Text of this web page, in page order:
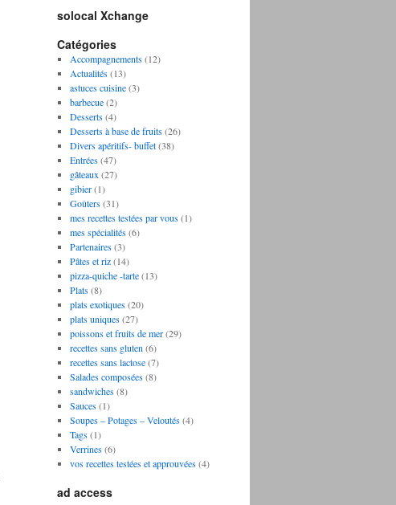
solocal Xchange
Catégories
Accompagnements(12)
Actualités(13)
astuces cuisine(3)
barbecue(2)
Desserts(4)
Desserts à base de fruits(26)
Divers apéritifs- buffet(38)
Entrées(47)
gâteaux (27)
gibier(1)
Goûters(31)
mes recettes testées par vous(1)
mes spécialités(6)
Partenaires(3)
Pâtes et riz(14)
pizza-quiche -tarte(13)
Plats(8)
plats exotiques(20)
plats uniques(27)
poissons et fruits de mer(29)
recettes sans gluten (6)
recettes sans lactose(7)
Salades composées(8)
sandwiches(8)
Sauces(1)
Soupes – Potages – Veloutés(4)
Tags(1)
Verrines(6)
vos recettes testées et approuvées(4)
ad access